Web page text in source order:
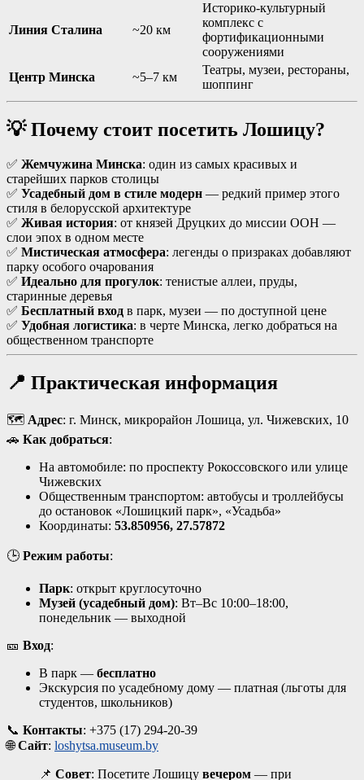
Линия Сталина ~20 км
Историко-культурный
комплекс с
фортификационными
сооружениями
Центр Минска
~5–7 км
Театры, музеи, рестораны,
шоппинг
💡 Почему стоит посетить Лошицу?
✅ Жемчужина Минска: один из самых красивых и
старейших парков столицы
✅ Усадебный дом в стиле модерн — редкий пример этого
стиля в белорусской архитектуре
✅ Живая история: от князей Друцких до миссии ООН —
слои эпох в одном месте
✅ Мистическая атмосфера: легенды о призраках добавляют
парку особого очарования
✅ Идеально для прогулок: тенистые аллеи, пруды,
старинные деревья
✅ Бесплатный вход в парк, музеи — по доступной цене
✅ Удобная логистика: в черте Минска, легко добраться на
общественном транспорте
📍 Практическая информация
🗺️ Адрес: г. Минск, микрорайон Лошица, ул. Чижевских, 10
🚗 Как добраться:
На автомобиле: по проспекту Рокоссовского или улице
Чижевских
Общественным транспортом: автобусы и троллейбусы
до остановок «Лошицкий парк», «Усадьба»
Координаты: 53.850956, 27.57872
🕒 Режим работы:
Парк: открыт круглосуточно
Музей (усадебный дом): Вт–Вс 10:00–18:00,
понедельник — выходной
🎫 Вход:
В парк — бесплатно
Экскурсия по усадебному дому — платная (льготы для
студентов, школьников)
📞 Контакты: +375 (17) 294-20-39
🌐Сайт: loshytsa.museum.by
📌 Совет: Посетите Лошицу вечером — при